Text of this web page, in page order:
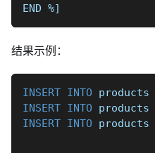
END %]
结果示例：
INSERT INTO products
INSERT INTO products
INSERT INTO products